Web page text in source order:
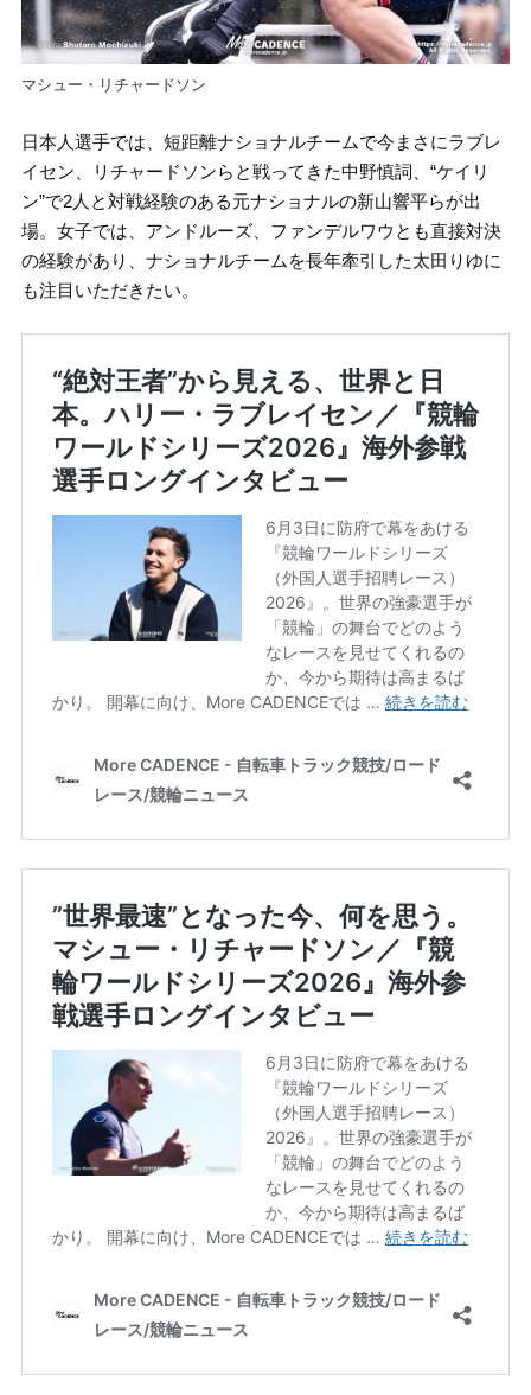
マシュー・リチャードソン
日本人選手では、短距離ナショナルチームで今まさにラブレ
イセン、リチャードソンらと戦ってきた中野慎詞、“ケイリ
ン”で2人と対戦経験のある元ナショナルの新山響平らが出
場。女子では、アンドルーズ、ファンデルワウとも直接対決
の経験があり、ナショナルチームを長年牽引した太田りゆに
も注目いただきたい。